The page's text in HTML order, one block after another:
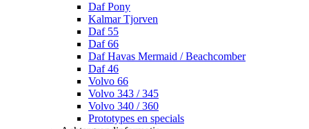
Daf Pony
Kalmar Tjorven
Daf 55
Daf 66
Daf Havas Mermaid / Beachcomber
Daf 46
Volvo 66
Volvo 343 / 345
Volvo 340 / 360
Prototypes en specials